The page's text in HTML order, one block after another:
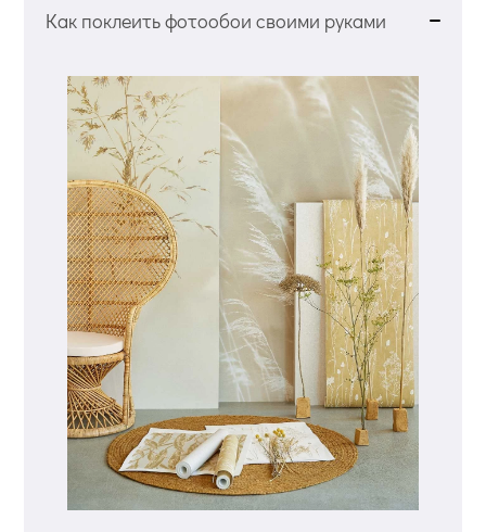
Как поклеить фотообои своими руками